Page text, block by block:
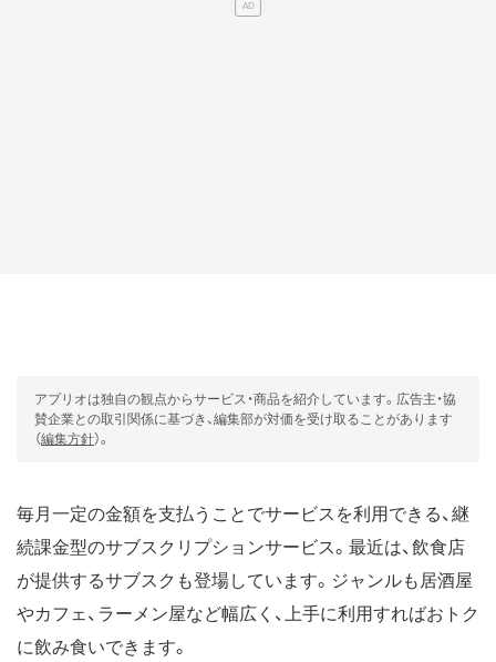
アプリオは独自の観点からサービス・商品を紹介しています。広告主・協
賛企業との取引関係に基づき、編集部が対価を受け取ることがあります
（編集方針）。
毎月一定の金額を支払うことでサービスを利用できる、継
続課金型のサブスクリプションサービス。最近は、飲食店
が提供するサブスクも登場しています。ジャンルも居酒屋
やカフェ、ラーメン屋など幅広く、上手に利用すればおトク
に飲み食いできます。